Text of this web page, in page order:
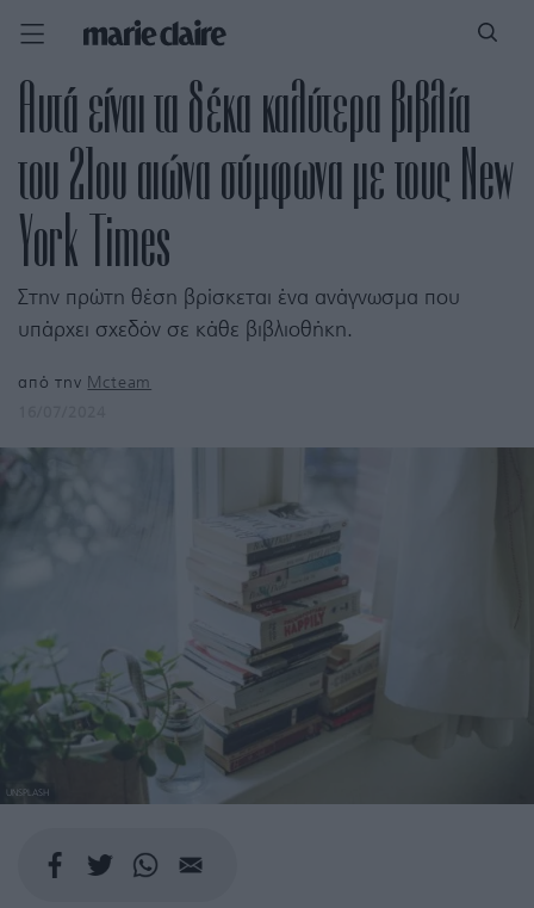
Αυτά είναι τα δέκα καλύτερα βιβλία
του 21ου αιώνα σύμφωνα με τους New
York Times
Στην πρώτη θέση βρίσκεται ένα ανάγνωσμα που
υπάρχει σχεδόν σε κάθε βιβλιοθήκη.
από την Mcteam
UNSPLASH